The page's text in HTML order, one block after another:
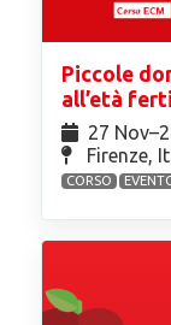
Piccole
all’età
27
Firenze,
CORSO